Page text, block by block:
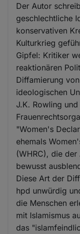
Der Autor
geschlechtliche
konservativen
Kulturkrieg
Gipfel: Kritiker
reaktionären
Diffamierung
ideologischen
J.K. Rowling
"Women's
ehemals
(WHRC), die
bewusst
Diese Art der
hpd unwürdig
die Menschen
mit Islamismus
das